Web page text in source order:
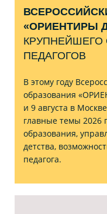
«ОРИЕНТИРЫ
КРУПНЕЙШЕГО
ПЕДАГОГОВ
В этому году
образования
и 9 августа в
главные темы 2026
образования,
детства,
педагога.